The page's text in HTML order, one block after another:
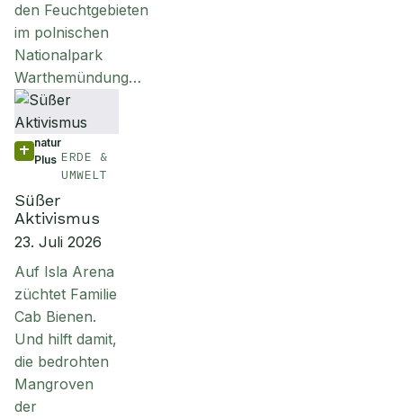
den Feuchtgebieten
im polnischen
Nationalpark
Warthemündung…
natur
Plus ERDE &
UMWELT
Süßer
Aktivismus
23. Juli 2026
Auf Isla Arena
züchtet Familie
Cab Bienen.
Und hilft damit,
die bedrohten
Mangroven
der